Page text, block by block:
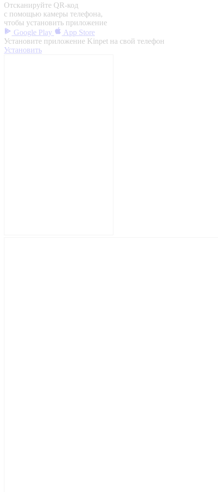
Отсканируйте QR-код
с помощью камеры телефона,
чтобы установить приложение
Google Play
App Store
Установите приложение Kinpet на свой телефон
Установить